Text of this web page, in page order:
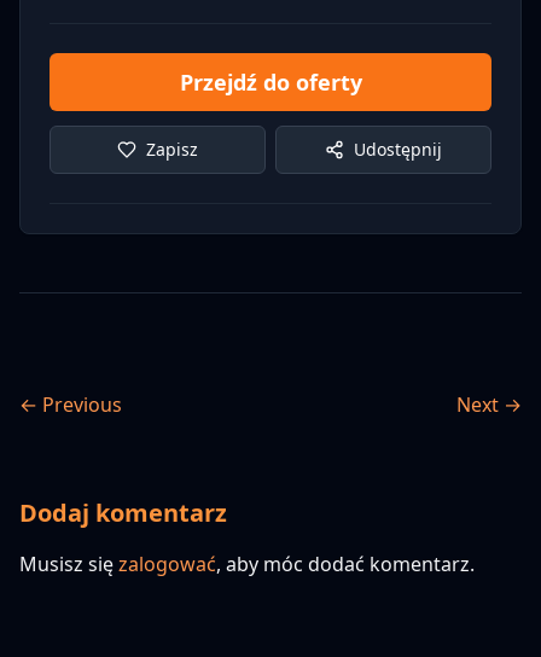
Przejdź do oferty
Zapisz Udostępnij
← Previous Next →
Dodaj komentarz
Musisz sięzalogować, aby móc dodać komentarz.